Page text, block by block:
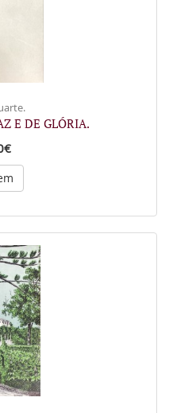
E DE GLÓRIA.